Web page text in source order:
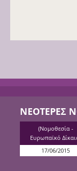
ΝΕΟΤΕΡΕΣ
(Νομοθεσία -
Ευρωπαϊκό
17/06/2015